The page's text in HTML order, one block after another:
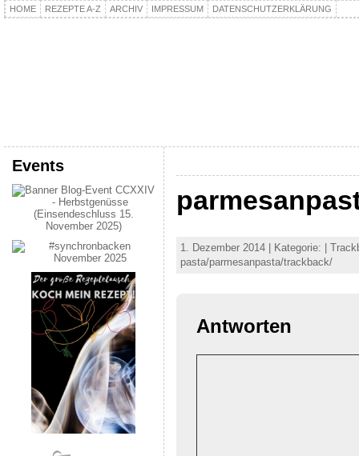
HOME REZEPTE A-Z ARCHIV IMPRESSUM DATENSCHUTZERKLÄRUNG
Events
1. Dezember 2014 | Kategorie: |
pasta/parmesanpasta/trackback/
Antworten